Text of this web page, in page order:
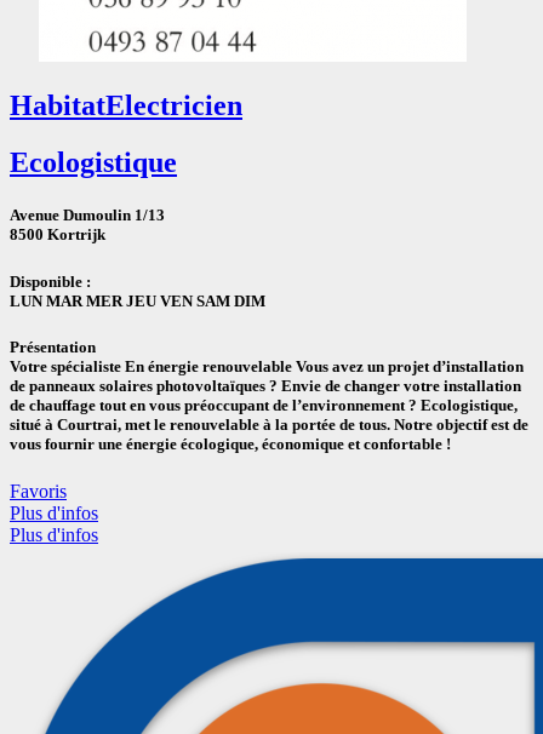
HabitatElectricien
Ecologistique
Avenue Dumoulin 1/13
8500 Kortrijk
Disponible :
LUN MAR MER JEU VEN SAM DIM
Présentation
Votre spécialiste En énergie renouvelable Vous avez un projet d’installation
de panneaux solaires photovoltaïques ? Envie de changer votre installation
de chauffage tout en vous préoccupant de l’environnement ? Ecologistique,
situé à Courtrai, met le renouvelable à la portée de tous. Notre objectif est de
vous fournir une énergie écologique, économique et confortable !
Favoris
Plus d'infos
Plus d'infos